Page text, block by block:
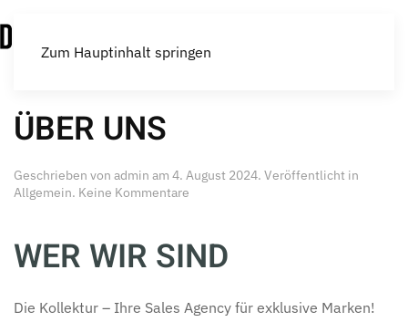
Zum Hauptinhalt springen
ÜBER UNS
Geschrieben von admin am 4. August 2024. Veröffentlicht in
Allgemein. Keine Kommentare
WER WIR SIND
Die Kollektur – Ihre Sales Agency für exklusive Marken!